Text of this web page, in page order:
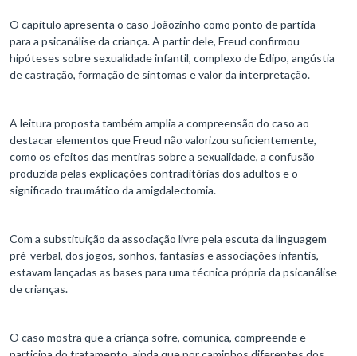
O capítulo apresenta o caso Joãozinho como ponto de partida
para a psicanálise da criança. A partir dele, Freud confirmou
hipóteses sobre sexualidade infantil, complexo de Édipo, angústia
de castração, formação de sintomas e valor da interpretação.
A leitura proposta também amplia a compreensão do caso ao
destacar elementos que Freud não valorizou suficientemente,
como os efeitos das mentiras sobre a sexualidade, a confusão
produzida pelas explicações contraditórias dos adultos e o
significado traumático da amigdalectomia.
Com a substituição da associação livre pela escuta da linguagem
pré-verbal, dos jogos, sonhos, fantasias e associações infantis,
estavam lançadas as bases para uma técnica própria da psicanálise
de crianças.
O caso mostra que a criança sofre, comunica, compreende e